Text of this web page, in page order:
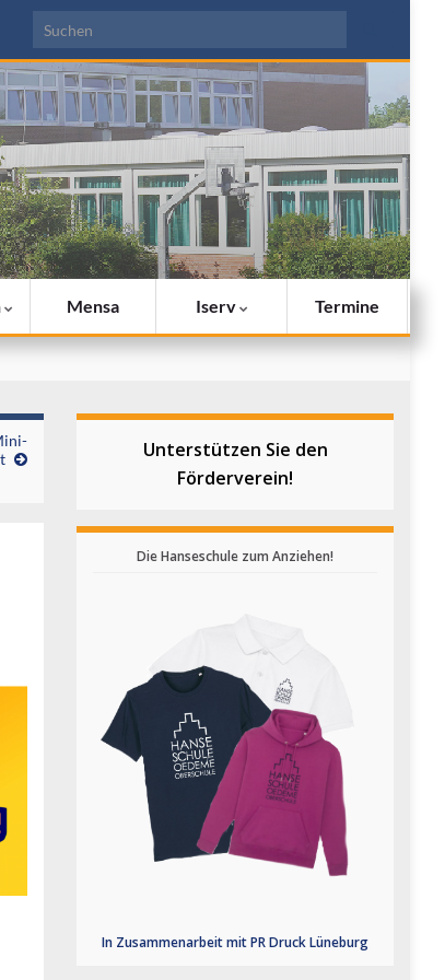
Search for:
Mensa Iserv Termine
Unterstützen Sie den
Förderverein!
Die Hanseschule zum Anziehen!
In Zusammenarbeit mit PR Druck Lüneburg